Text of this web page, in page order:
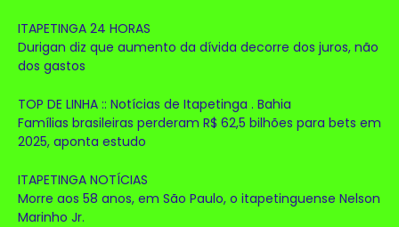
ITAPETINGA 24 HORAS
Durigan diz que aumento da dívida decorre dos juros, não
dos gastos
TOP DE LINHA :: Notícias de Itapetinga . Bahia
Famílias brasileiras perderam R$ 62,5 bilhões para bets em
2025, aponta estudo
ITAPETINGA NOTÍCIAS
Morre aos 58 anos, em São Paulo, o itapetinguense Nelson
Marinho Jr.